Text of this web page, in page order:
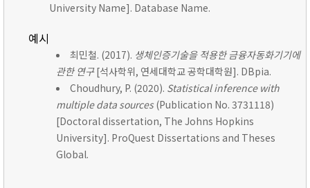
University Name]. Database Name.
예시
최민철. (2017). 생체인증기술을 적용한 금융자동화기기에
관한 연구[석사학위, 연세대학교 공학대학원]. DBpia.
Choudhury, P. (2020). Statistical inference with
multiple data sources(Publication No. 3731118)
[Doctoral dissertation, The Johns Hopkins
University]. ProQuest Dissertations and Theses
Global.